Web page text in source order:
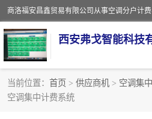
西安弗戈智能科技
当前位置： 首页 > 供应商机 > 空调集
空调集中计费系统
中央空调集中控制